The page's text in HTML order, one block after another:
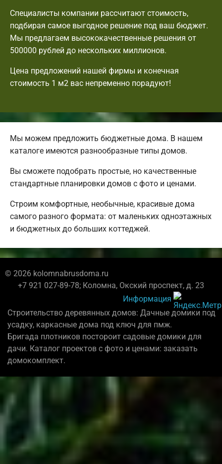
Специалисты компании рассчитают стоимость,
подбирая самое выгодное решение под ваш бюджет.
Мы предлагаем высококачественные решения от
500000 рублей до нескольких миллионов.
Цена предложений нашей фирмы и конечная
стоимость 1 м2 вас непременно порадуют!
Мы можем предложить бюджетные дома. В нашем
каталоге имеются разнообразные типы домов.
Вы сможете подобрать простые, но качественные
стандартные планировки домов с фото и ценами.
Строим комфортные, необычные, красивые дома
самого разного формата: от маленьких одноэтажных
и бюджетных до больших коттеджей.
© 2026 kolomnabrusdoma.ru
+7 921 027-89-78; Коломна, Окский проспект, д. 23
Информация
Строительство деревянных домов: Дачные домики под
усадку, каркасные дома под ключ для пмж.
Бригада плотников постороит садовые домики для
дачи. Каталог проектов с фото и ценами: заказать
домокомплект.